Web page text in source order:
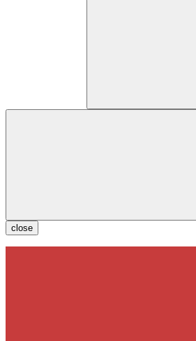
close